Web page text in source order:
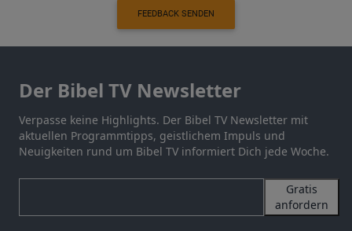
FEEDBACK SENDEN
Der Bibel TV Newsletter
Verpasse keine Highlights. Der Bibel TV Newsletter mit
aktuellen Programmtipps, geistlichem Impuls und
Neuigkeiten rund um Bibel TV informiert Dich jede Woche.
Gratis
anfordern